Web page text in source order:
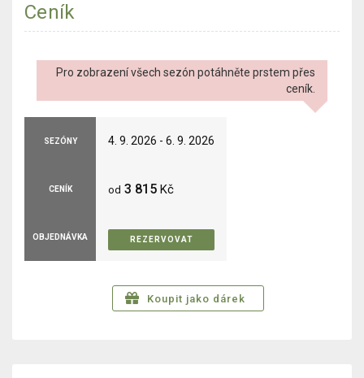
Ceník
Pro zobrazení všech sezón potáhněte prstem přes
ceník.
SEZÓNY
CENÍK
OBJEDNÁVKA
4. 9. 2026 - 6. 9. 2026
od 3 815 Kč
REZERVOVAT
Koupit jako dárek